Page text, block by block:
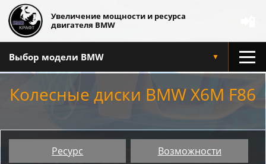
Увеличение мощности и ресурса
двигателя BMW
Выбор модели BMW ▼
Колесные диски BMW X6M F86
Ресурс Возможности